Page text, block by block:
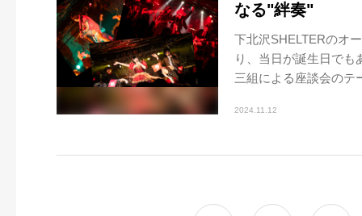
なる"絆奏"
下北沢SHELTERのオ
り、当日が誕生日で
三組による座談会のテ
2024.11.12